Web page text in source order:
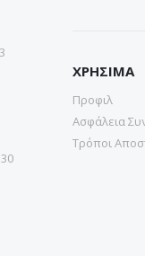
ΧΡΗΣΙΜΑ
Προφιλ
Ασφάλεια
Τρόποι